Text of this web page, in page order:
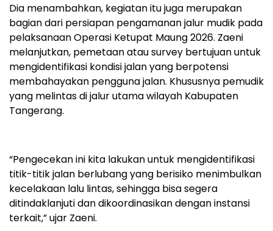
Dia menambahkan, kegiatan itu juga merupakan
bagian dari persiapan pengamanan jalur mudik pada
pelaksanaan Operasi Ketupat Maung 2026. Zaeni
melanjutkan, pemetaan atau survey bertujuan untuk
mengidentifikasi kondisi jalan yang berpotensi
membahayakan pengguna jalan. Khususnya pemudik
yang melintas di jalur utama wilayah Kabupaten
Tangerang.
“Pengecekan ini kita lakukan untuk mengidentifikasi
titik-titik jalan berlubang yang berisiko menimbulkan
kecelakaan lalu lintas, sehingga bisa segera
ditindaklanjuti dan dikoordinasikan dengan instansi
terkait,” ujar Zaeni.